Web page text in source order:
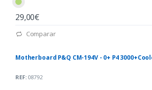
29,00€
Comparar
Motherboard P&Q CM-194V - 0+ P4
REF:08792